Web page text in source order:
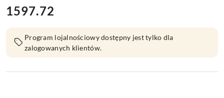
Cena:
1597.72
Program lojalnościowy dostępny jest tylko dla
zalogowanych klientów.